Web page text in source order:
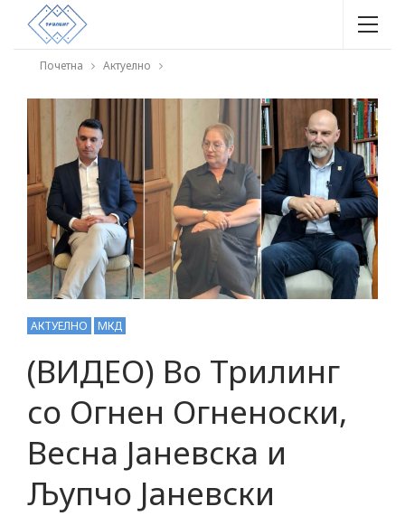
Почетна Актуелно
АКТУЕЛНО МКД
(ВИДЕО) Во Трилинг
со Огнен Огненоски,
Весна Јаневска и
Љупчо Јаневски